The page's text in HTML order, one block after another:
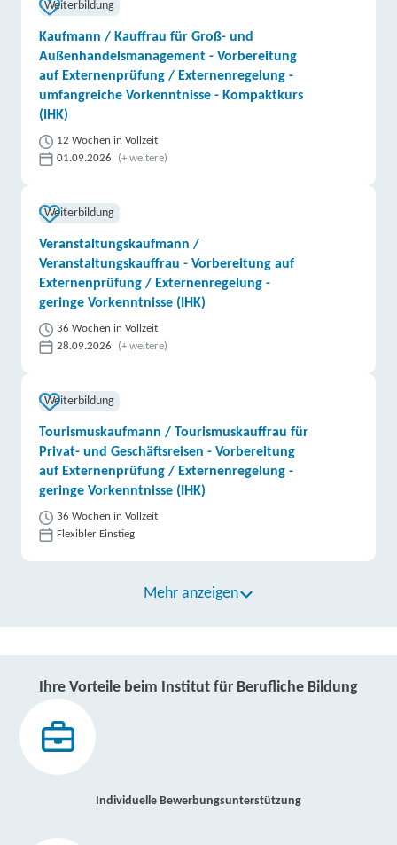
Weiterbildung
Kaufmann / Kauffrau für Groß- und
Außenhandelsmanagement - Vorbereitung
auf Externenprüfung / Externenregelung -
umfangreiche Vorkenntnisse - Kompaktkurs
(IHK)
12 Wochen in Vollzeit
01.09.2026
(+ weitere)
Weiterbildung
Veranstaltungskaufmann /
Veranstaltungskauffrau - Vorbereitung auf
Externenprüfung / Externenregelung -
geringe Vorkenntnisse (IHK)
36 Wochen in Vollzeit
28.09.2026
(+ weitere)
Weiterbildung
Tourismuskaufmann / Tourismuskauffrau für
Privat- und Geschäftsreisen - Vorbereitung
auf Externenprüfung / Externenregelung -
geringe Vorkenntnisse (IHK)
36 Wochen in Vollzeit
Flexibler Einstieg
Mehr anzeigen
Ihre Vorteile beim Institut für Berufliche Bildung
Individuelle Bewerbungsunterstützung